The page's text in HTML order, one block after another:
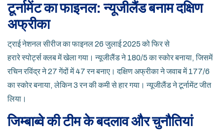
टूर्नामेंट का फाइनल: न्यूजीलैंड बनाम दक्षिण
अफ्रीका
ट्राई नेशनल सीरीज का फाइनल 26 जुलाई 2025 को फिर से
हरारे स्पोर्ट्स क्लबमें खेला गया। न्यूजीलैंड ने 180/5 का स्कोर बनाया, जिसमें
रचिन रविंद्र ने 27 गेंदों में 47 रन बनाए। दक्षिण अफ्रीका ने जवाब में 177/6
का स्कोर बनाया, लेकिन 3 रन की कमी से हार गया। न्यूजीलैंड ने टूर्नामेंट जीत
लिया।
जिम्बाब्वे की टीम के बदलाव और चुनौतियां